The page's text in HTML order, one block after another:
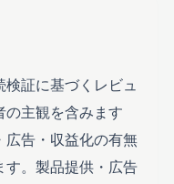
証に基づくレビュ
の主観を含みます
広告・収益化の有無
す。製品提供・広告